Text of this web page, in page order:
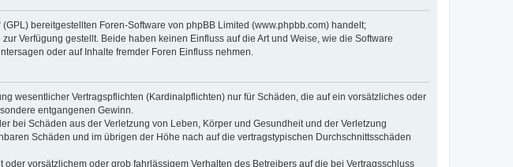
(GPL) bereitgestellten Foren-Software von phpBB Limited (www.phpbb.com) handelt;
Verfügung gestellt. Beide haben keinen Einfluss auf die Art und Weise, wie die Software
oder auf Inhalte fremder Foren Einfluss nehmen.
wesentlicher Vertragspflichten (Kardinalpflichten) nur für Schäden, die auf ein vorsätzliches oder
entgangenen Gewinn.
bei Schäden aus der Verletzung von Leben, Körper und Gesundheit und der Verletzung
Schäden und im übrigen der Höhe nach auf die vertragstypischen Durchschnittsschäden
vorsätzlichem oder grob fahrlässigem Verhalten des Betreibers auf die bei Vertragsschluss